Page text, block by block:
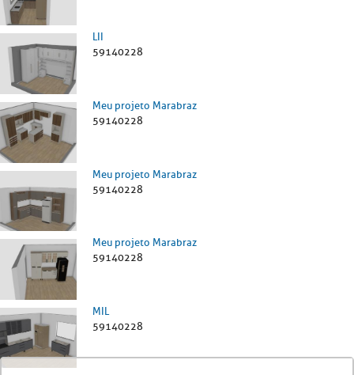
LII
59140228
Meu projeto Marabraz
59140228
Meu projeto Marabraz
59140228
Meu projeto Marabraz
59140228
MIL
59140228